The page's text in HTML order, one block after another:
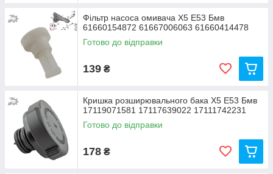
Фільтр насоса омивача Х5 Е53 Бмв
61660154872 61667006063 61660414478
Готово до відправки
139 ₴
Кришка розширювального бака Х5 Е53 Бмв
17119071581 17117639022 17111742231
Готово до відправки
178 ₴